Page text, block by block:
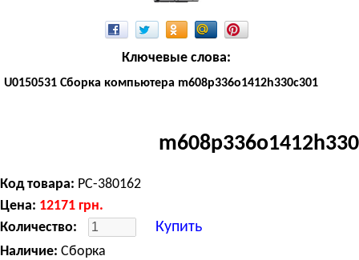
Ключевые слова:
U0150531 Сборка компьютера m608p336o1412h330c301
Код товара: PC-380162
Цена: 12171 грн.
Количество:
Купить
Наличие: Сборка